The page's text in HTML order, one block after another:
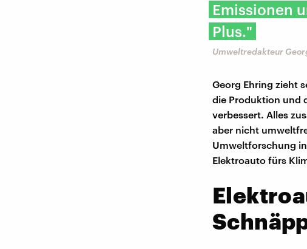
Emissionen
Plus."
Umweltredakteur
Georg Ehring zieht
die Produktion und
verbessert. Alles
aber nicht
Umweltforschung
Elektroauto fürs